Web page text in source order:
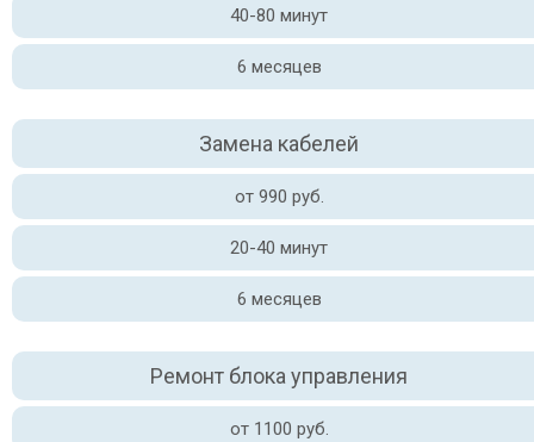
40-80 минут
6 месяцев
Замена кабелей
от 990 руб.
20-40 минут
6 месяцев
Ремонт блока управления
от 1100 руб.